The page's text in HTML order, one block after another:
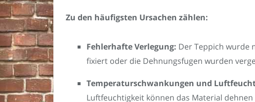
Zu den häufigsten Ursachen zählen:
Fehlerhafte Verlegung: Der Teppich wurde
fixiert oder die Dehnungsfugen wurden
Temperaturschwankungen und
Luftfeuchtigkeit können das Material